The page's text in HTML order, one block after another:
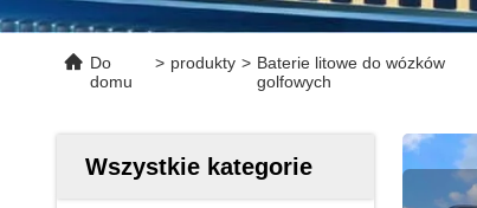
Do
domu
> produkty > Baterie litowe do wózków
golfowych
Wszystkie kategorie